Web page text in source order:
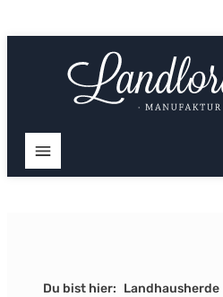
Du bist hier: Landhausherde